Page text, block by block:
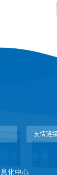
友情链
化中心